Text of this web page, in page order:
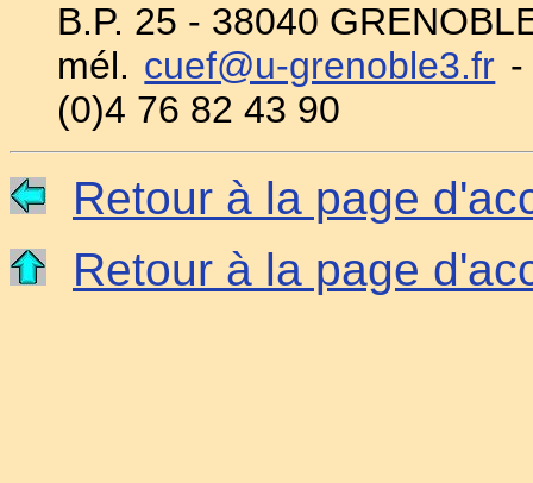
B.P. 25 - 38040
mél. cuef@u-grenoble3.fr -
(0)4 76 82 43 90
Retour à la page
Retour à la page